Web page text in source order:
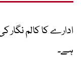
ادارے کا کالم نگار
ہے۔